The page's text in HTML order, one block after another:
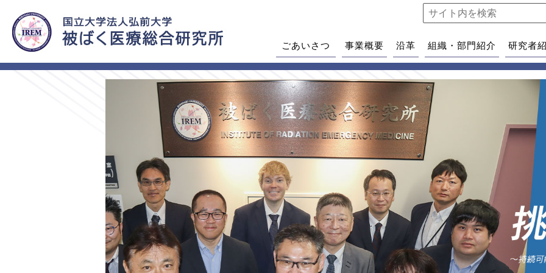
ごあいさつ 事業概要 沿革 組織・部門紹介 研究者